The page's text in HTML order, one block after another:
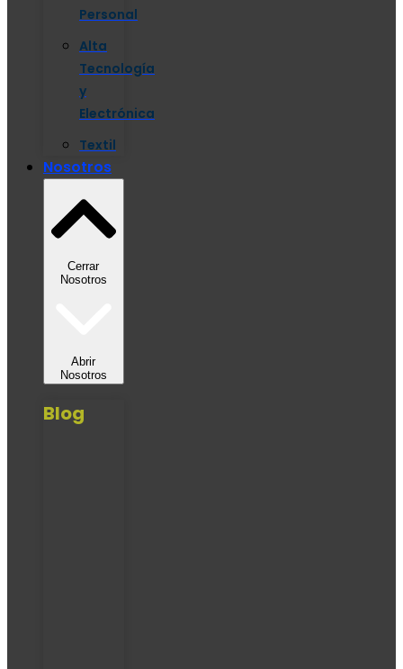
Personal
Alta
Tecnología
y
Electrónica
Textil
Nosotros
Cerrar
Nosotros
Abrir
Nosotros
Blog